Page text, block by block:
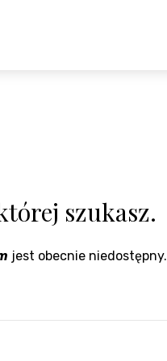
szukasz.
jest obecnie niedostępny.